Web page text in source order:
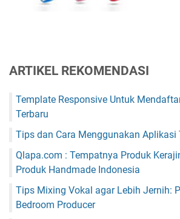
ARTIKEL REKOMENDASI
Template Responsive Untuk
Terbaru
Tips dan Cara Menggunakan Aplikasi
Qlapa.com : Tempatnya Produk
Produk Handmade Indonesia
Tips Mixing Vokal agar Lebih Jernih:
Bedroom Producer